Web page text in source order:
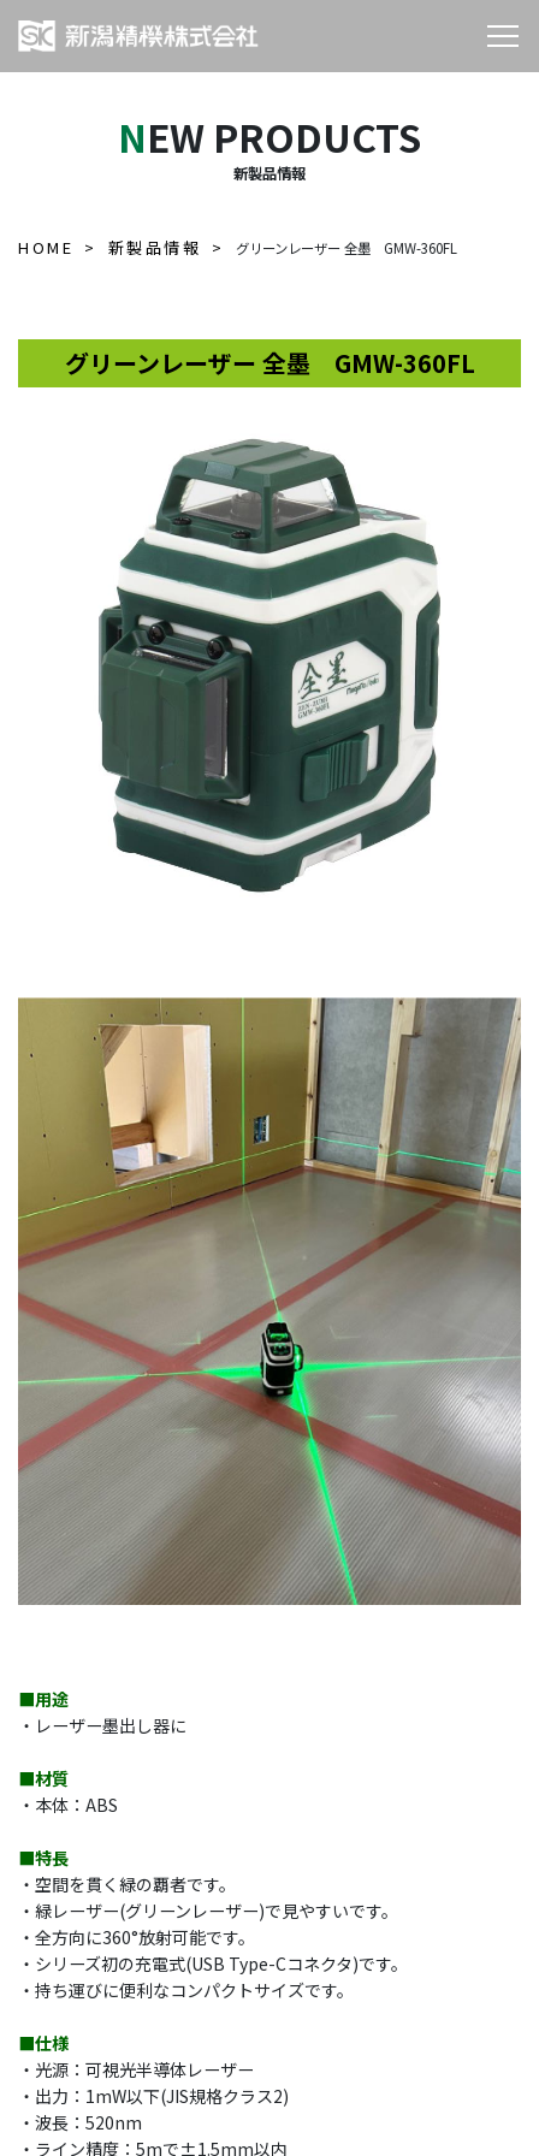
NEW PRODUCTS
新製品情報
HOME 新製品情報 グリーンレーザー 全墨 GMW-360FL
グリーンレーザー 全墨 GMW-360FL
■用途
・レーザー墨出し器に
■材質
・本体：ABS
■特長
・空間を貫く緑の覇者です。
・緑レーザー(グリーンレーザー)で見やすいです。
・全方向に360°放射可能です。
・シリーズ初の充電式(USB Type-Cコネクタ)です。
・持ち運びに便利なコンパクトサイズです。
■仕様
・光源：可視光半導体レーザー
・出力：1mW以下(JIS規格クラス2)
・波長：520nm
・ライン精度：5mで±1.5mm以内